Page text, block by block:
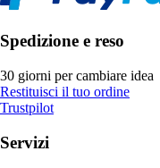
Spedizione e reso
30 giorni per cambiare idea
Restituisci il tuo ordine
Trustpilot
Servizi